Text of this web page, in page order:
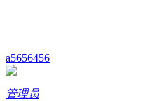
a5656456
管理员